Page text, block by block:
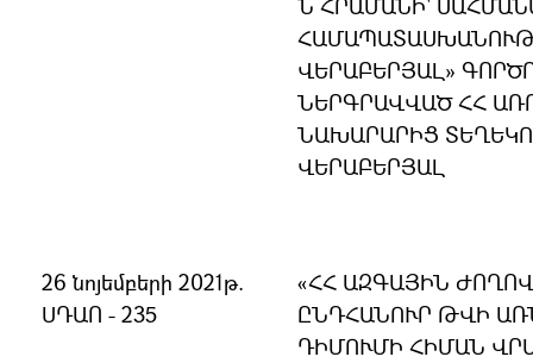
Ն ՀՐԱՄԱՆԻ՝
ՎԵՐԱԲԵՐՅԱԼ»
ՆԵՐԳՐԱՎՎԱԾ ՀՀ
ՆԱԽԱՐԱՐԻՑ
ՎԵՐԱԲԵՐՅԱԼ
26 նոյեմբերի 2021թ.
ՍԴԱՈ - 235
«ՀՀ ԱԶԳԱՅԻՆ
ԸՆԴՀԱՆՈՒՐ ԹՎԻ
ԴԻՄՈՒՄԻ ՀԻՄԱՆ